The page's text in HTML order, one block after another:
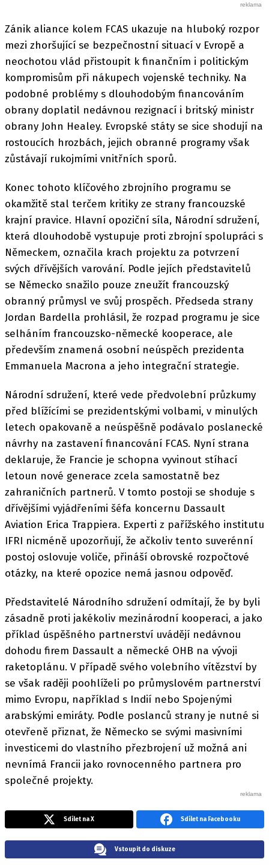
Zánik aliance kolem FCAS ukazuje na hluboký rozpor
mezi zhoršující se bezpečnostní situací v Evropě a
neochotou vlád přistoupit k finančním i politickým
kompromisům při nákupech vojenské techniky. Na
podobné problémy s dlouhodobým financováním
obrany doplatil nedávnou rezignací i britský ministr
obrany John Healey. Evropské státy se sice shodují na
rostoucích hrozbách, jejich obranné programy však
zůstávají rukojmími vnitřních sporů.
Konec tohoto klíčového zbrojního programu se
okamžitě stal terčem kritiky ze strany francouzské
krajní pravice. Hlavní opoziční síla, Národní sdružení,
která dlouhodobě vystupuje proti zbrojní spolupráci s
Německem, označila krach projektu za potvrzení
svých dřívějších varování. Podle jejích představitelů
se Německo snažilo pouze zneužít francouzský
obranný průmysl ve svůj prospěch. Předseda strany
Jordan Bardella prohlásil, že rozpad programu je sice
selháním francouzsko-německé kooperace, ale
především znamená osobní neúspěch prezidenta
Emmanuela Macrona a jeho integrační strategie.
Národní sdružení, které vede předvolební průzkumy
před blížícími se prezidentskými volbami, v minulých
letech opakovaně a neúspěšně podávalo poslanecké
návrhy na zastavení financování FCAS. Nyní strana
deklaruje, že Francie je schopna vyvinout stíhací
letoun nové generace zcela samostatně bez
zahraničních partnerů. V tomto postoji se shoduje s
dřívějšími vyjádřeními šéfa koncernu Dassault
Aviation Erica Trappiera. Experti z pařížského institutu
IFRI nicméně upozorňují, že ačkoliv tento suverénní
postoj oslovuje voliče, přináší obrovské rozpočtové
otázky, na které opozice nemá jasnou odpověď.
Představitelé Národního sdružení odmítají, že by byli
zásadně proti jakékoliv mezinárodní kooperaci, a jako
příklad úspěšného partnerství uvádějí nedávnou
dohodu firem Dassault a německé OHB na vývoji
raketoplánu. V případě svého volebního vítězství by
se však raději poohlíželi po průmyslovém partnerství
mimo Evropu, například s Indií nebo Spojenými
arabskými emiráty. Podle poslanců strany je nutné si
otevřeně přiznat, že Německo se svými masivními
investicemi do vlastního přezbrojení už možná ani
nevnímá Francii jako rovnocenného partnera pro
společné projekty.
Sdílet na X Sdílet na Facebooku
Vstoupit do diskuze